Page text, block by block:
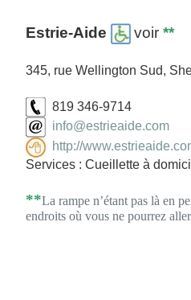
Estrie-Aide voir **
345, rue Wellington Sud,
819 346-9714
info@estrieaide.com
http://
Services : Cueillette à
**La rampe n’étant pas là en
endroits où vous ne pourrez